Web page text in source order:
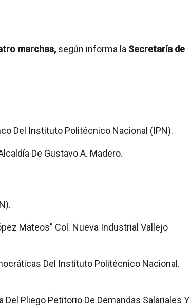
marchas, según informa la Secretaría de
Del Instituto Politécnico Nacional (IPN).
De Gustavo A. Madero.
Mateos” Col. Nueva Industrial Vallejo
Del Instituto Politécnico Nacional.
Del Pliego Petitorio De Demandas Salariales Y